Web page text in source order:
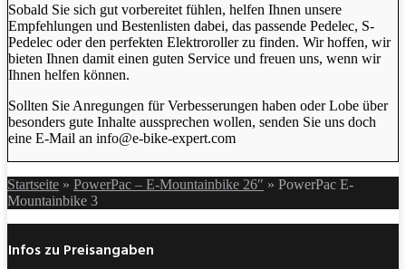
Sobald Sie sich gut vorbereitet fühlen, helfen Ihnen unsere
Empfehlungen und Bestenlisten dabei, das passende Pedelec, S-
Pedelec oder den perfekten Elektroroller zu finden. Wir hoffen, wir
bieten Ihnen damit einen guten Service und freuen uns, wenn wir
Ihnen helfen können.
Sollten Sie Anregungen für Verbesserungen haben oder Lobe über
besonders gute Inhalte aussprechen wollen, senden Sie uns doch
eine E-Mail an info@e-bike-expert.com
Startseite » PowerPac – E-Mountainbike 26″ » PowerPac E-
Mountainbike 3
Infos zu Preisangaben